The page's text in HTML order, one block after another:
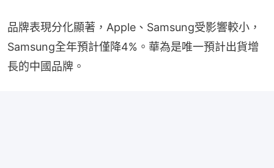
品牌表現分化顯著，Apple、Samsung受影響較小，
Samsung全年預計僅降4%。華為是唯一預計出貨增
長的中國品牌。